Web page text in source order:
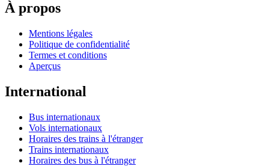
À propos
Mentions légales
Politique de confidentialité
Termes et conditions
Aperçus
International
Bus internationaux
Vols internationaux
Horaires des trains à l'étranger
Trains internationaux
Horaires des bus à l'étranger